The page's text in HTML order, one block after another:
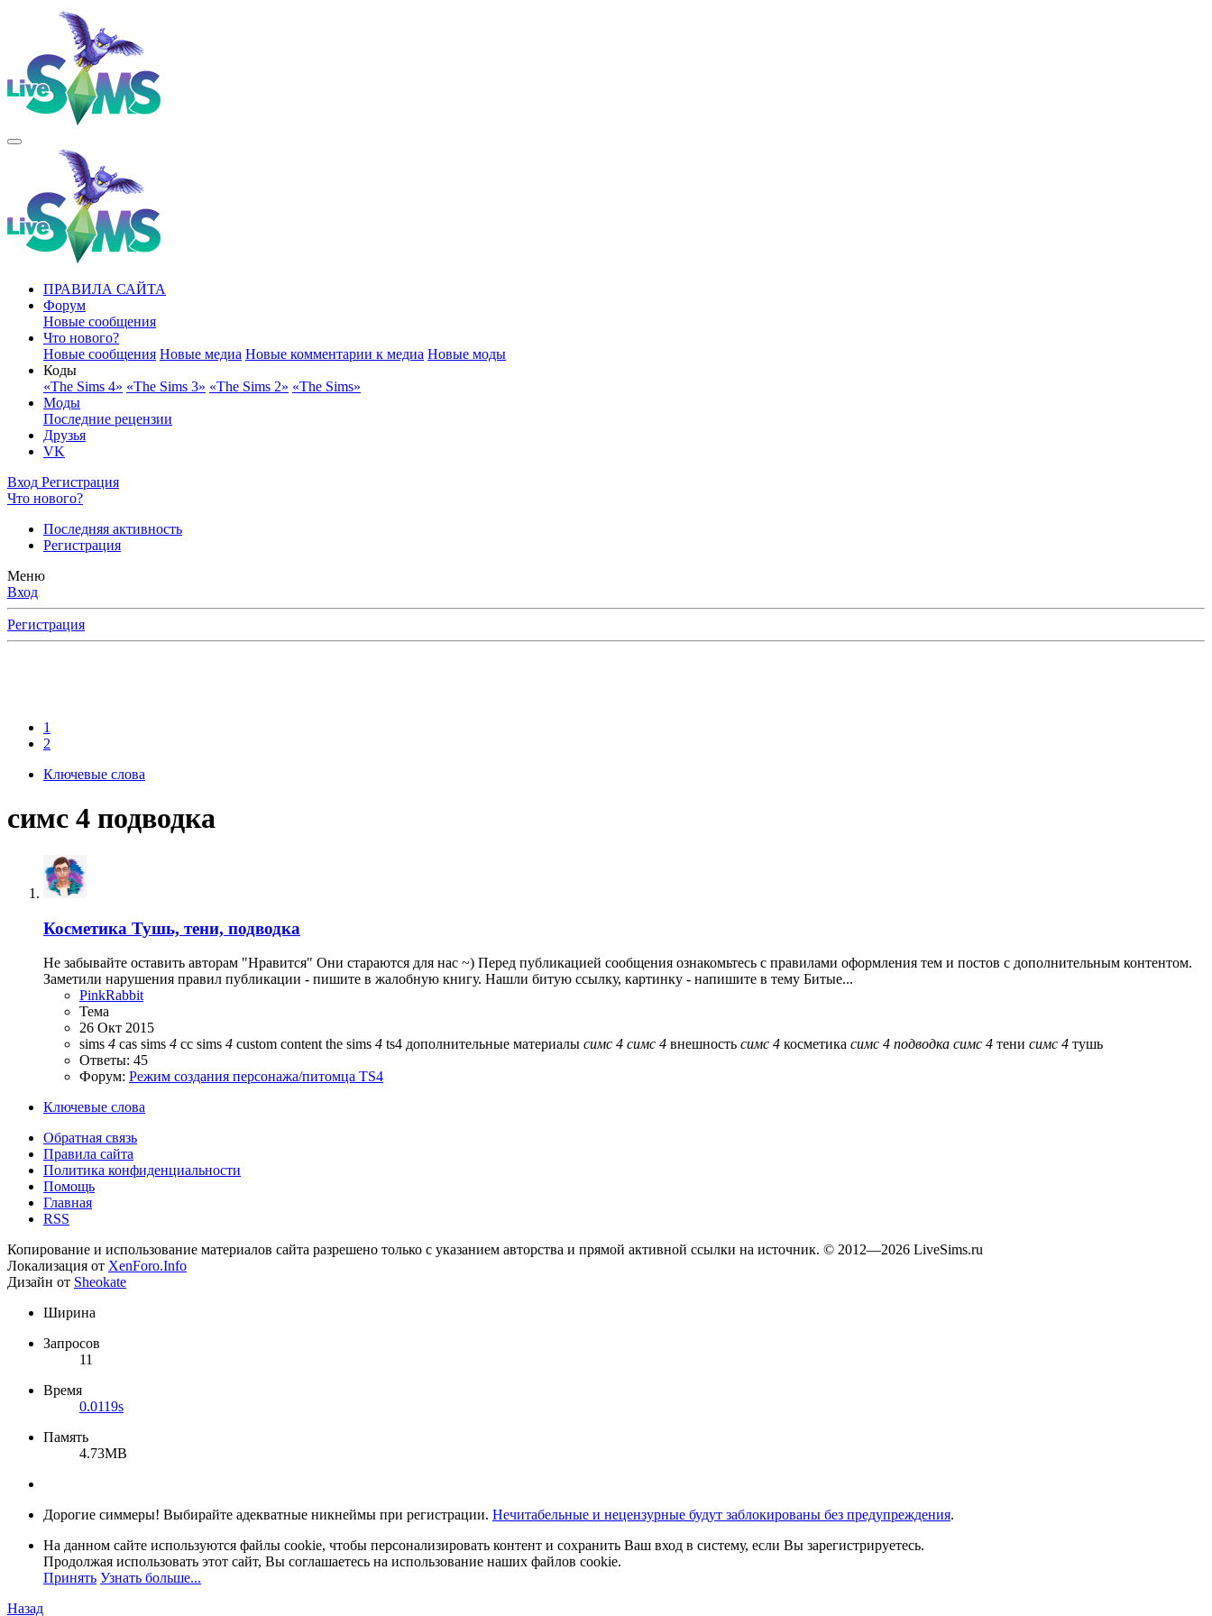
ПРАВИЛА САЙТА
Форум
Новые сообщения
Что нового?
Новые сообщения Новые медиа Новые комментарии к медиа Новые моды
Коды
«The Sims 4» «The Sims 3» «The Sims 2» «The Sims»
Моды
Последние рецензии
Друзья
VK
Вход Регистрация
Что нового?
Последняя активность
Регистрация
Меню
Вход
Регистрация
1
2
Ключевые слова
симс 4 подводка
Косметика Тушь, тени, подводка
Не забывайте оставить авторам "Нравится" Они стараются для нас ~) Перед публикацией сообщения ознакомьтесь с правилами оформления тем и постов с дополнительным контентом.
Заметили нарушения правил публикации - пишите в жалобную книгу. Нашли битую ссылку, картинку - напишите в тему Битые...
PinkRabbit
Тема
26 Окт 2015
sims 4 cas sims 4 cc sims 4 custom content the sims 4 ts4 дополнительные материалы симс 4 симс 4 внешность симс 4 косметика симс 4 подводка симс 4 тени симс 4 тушь
Ответы: 45
Форум: Режим создания персонажа/питомца TS4
Ключевые слова
Обратная связь
Правила сайта
Политика конфиденциальности
Помощь
Главная
RSS
Копирование и использование материалов сайта разрешено только с указанием авторства и прямой активной ссылки на источник. © 2012—2026 LiveSims.ru
Локализация от XenForo.Info
Дизайн от Sheokate
Ширина
Запросов
11
Время
0.0119s
Память
4.73MB
Дорогие симмеры! Выбирайте адекватные никнеймы при регистрации. Нечитабельные и нецензурные будут заблокированы без предупреждения.
На данном сайте используются файлы cookie, чтобы персонализировать контент и сохранить Ваш вход в систему, если Вы зарегистрируетесь.
Продолжая использовать этот сайт, Вы соглашаетесь на использование наших файлов cookie.
Принять Узнать больше...
Назад